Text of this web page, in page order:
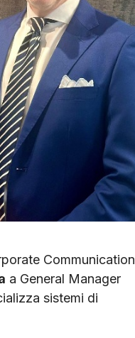
Communication
a General Manager
sistemi di